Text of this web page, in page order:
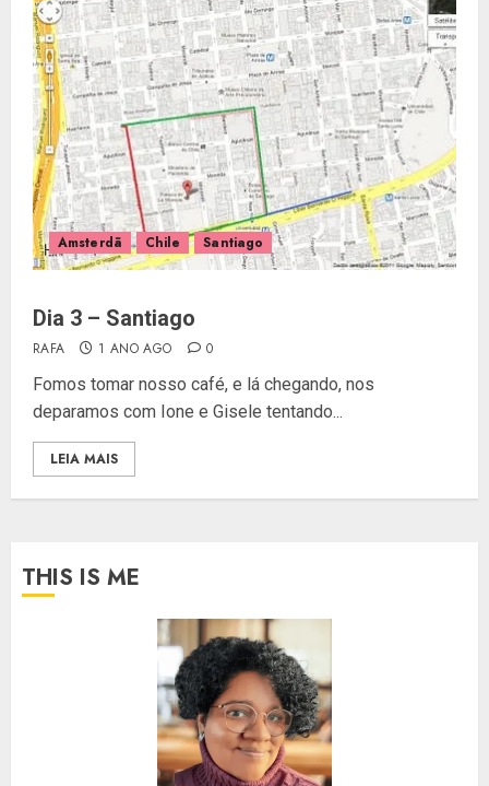
Amsterdã Chile Santiago
Dia 3 – Santiago
RAFA 1 ANO AGO 0
Fomos tomar nosso café, e lá chegando, nos
deparamos com Ione e Gisele tentando...
LEIA MAIS
THIS IS ME